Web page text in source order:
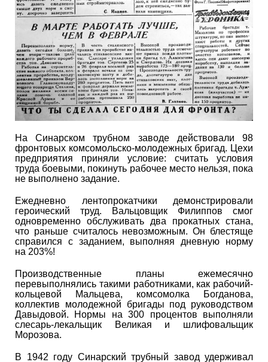
На Синарском трубном заводе действовали 98
фронтовых комсомольско-молодежных бригад. Цехи
предприятия приняли условие: считать условия
труда боевыми, покинуть рабочее место нельзя, пока
не выполнено задание.
Ежедневно лентопрокатчики демонстрировали
героический труд. Вальцовщик Филиппов смог
одновременно обслуживать два прокатных стана,
что раньше считалось невозможным. Он блестяще
справился с заданием, выполняя дневную норму
на 203%!
Производственные планы ежемесячно
перевыполнялись такими работниками, как рабочий-
кольцевой Мальцева, комсомолка Богданова,
коллектив молодежной бригады под руководством
Давыдовой. Нормы на 300 процентов выполняли
слесарь-лекальщик Великая и шлифовальщик
Морозова.
В 1942 году Синарский трубный завод удерживал